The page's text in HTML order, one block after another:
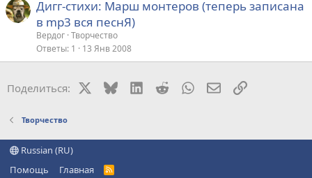
Дигг-стихи: Марш монтеров (теперь записана
в mp3 вся песнЯ)
Вердог Творчество
Ответы 1 13 Янв 2008
Поделиться: BlueskyLinkedIn
RedditWhatsAppЭлектронная
Ссылка
Творчество
Russian (RU)
Помощь
Главная
R